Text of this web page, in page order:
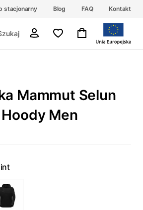
stacjonarny Blog FAQ Kontakt
Mammut Selun
Hoody Men